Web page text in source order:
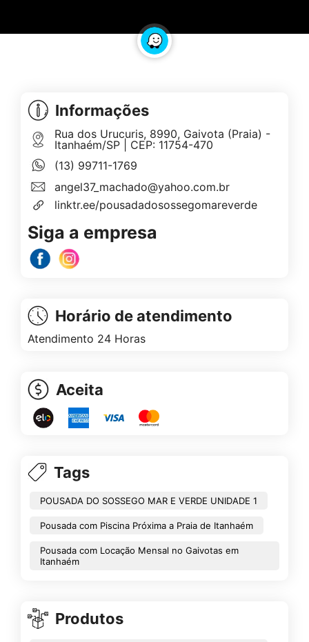
Informações
Rua dos Urucuris, 8990, Gaivota (Praia) -
Itanhaém/SP | CEP: 11754-470
(13) 99711-1769
angel37_machado@yahoo.com.br
linktr.ee/pousadadosossegomareverde
Siga a empresa
Horário de atendimento
Atendimento 24 Horas
Aceita
Tags
POUSADA DO SOSSEGO MAR E VERDE UNIDADE 1
Pousada com Piscina Próxima a Praia de Itanhaém
Pousada com Locação Mensal no Gaivotas em
Itanhaém
Produtos